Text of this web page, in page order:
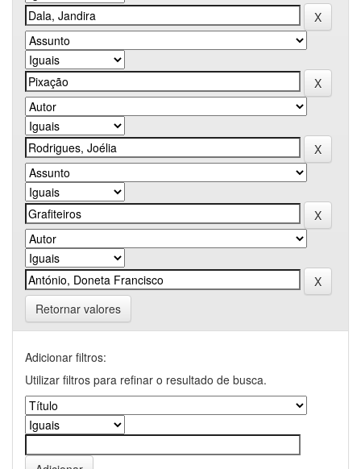
Retornar valores
Adicionar filtros:
Utilizar filtros para refinar o resultado de busca.